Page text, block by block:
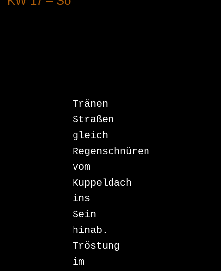
Tränen
Straßen
gleich
Regenschnüren
vom
Kuppeldach
ins
Sein
hinab.
Tröstung
im